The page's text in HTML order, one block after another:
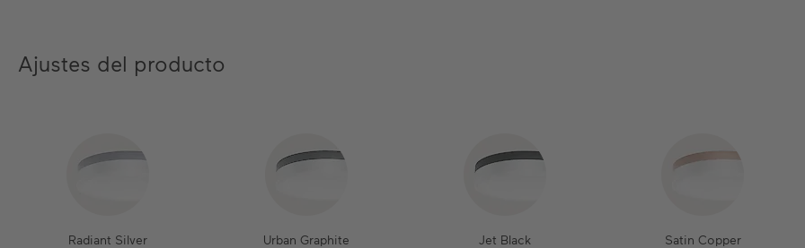
Ajustes del producto
Radiant Silver Urban Graphite Jet Black Satin Copper